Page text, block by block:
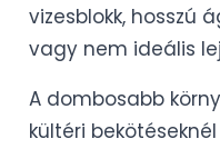
vizesblokk, hosszú
vagy nem ideális
A dombosabb
kültéri